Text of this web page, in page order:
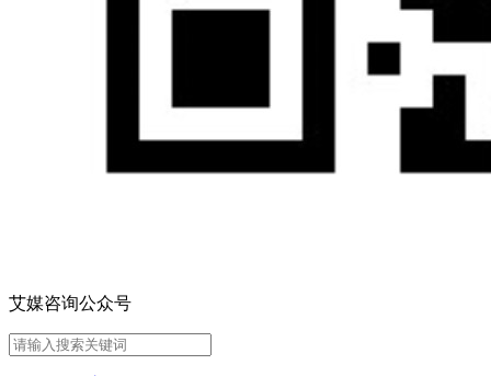
艾媒咨询公众号